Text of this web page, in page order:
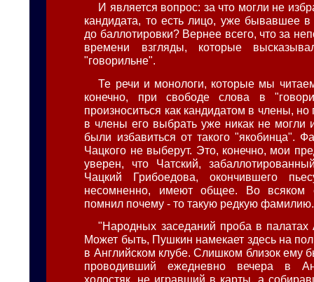
И является вопрос: за что могли не
кандидата, то есть лицо, уже бывавшее в
до баллотировки? Вернее всего, что за
времени взгляды, которые
"говорильне".
Те речи и монологи, которые мы
конечно, при свободе слова в
произноситься как кандидатом в члены, но
в члены его выбрать уже никак не могли
были избавиться от такого "якобинца".
Чацкого не выберут. Это, конечно, мои
уверен, что Чатский,
Чацкий Грибоедова, окончившего
несомненно, имеют общее. Во всяком
помнил почему - то такую редкую фамилию.
"Народных заседаний проба в палатах
Может быть, Пушкин намекает здесь на
в Английском клубе. Слишком близок ему
проводивший ежедневно вечера в
холостяк, не игравший в карты, а